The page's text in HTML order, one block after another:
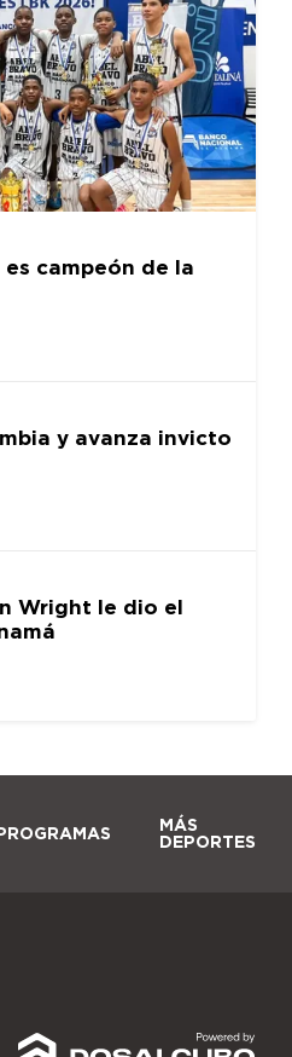
campeón de la
y avanza invicto
Wright le dio el
MÁS
DEPORTES